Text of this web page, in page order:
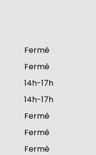
Fermé
Fermé
14h-17h
14h-17h
Fermé
Fermé
Fermé